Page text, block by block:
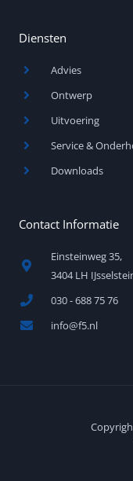
Diensten
Advies
Ontwerp
Uitvoering
Service &
Downloads
Contact Informatie
Einsteinweg 35,
3404 LH
030 - 688 75 76
info@f5.nl